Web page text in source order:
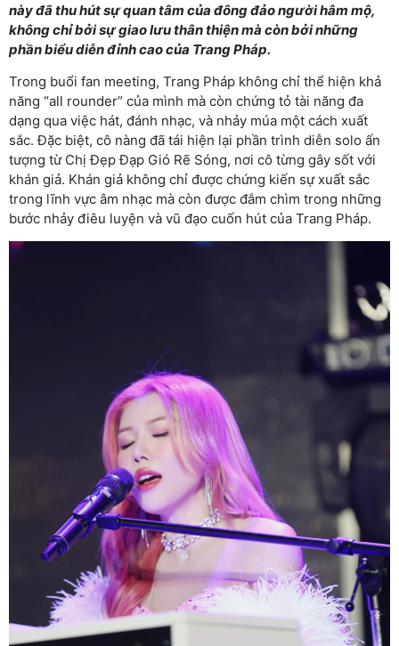
này đã thu hút sự quan tâm của đông đảo người hâm mộ,
không chỉ bởi sự giao lưu thân thiện mà còn bởi những
phần biểu diễn đỉnh cao của Trang Pháp.
Trong buổi fan meeting, Trang Pháp không chỉ thể hiện khả
năng “all rounder” của mình mà còn chứng tỏ tài năng đa
dạng qua việc hát, đánh nhạc, và nhảy múa một cách xuất
sắc. Đặc biệt, cô nàng đã tái hiện lại phần trình diễn solo ấn
tượng từ Chị Đẹp Đạp Gió Rẽ Sóng, nơi cô từng gây sốt với
khán giả. Khán giả không chỉ được chứng kiến sự xuất sắc
trong lĩnh vực âm nhạc mà còn được đắm chìm trong những
bước nhảy điêu luyện và vũ đạo cuốn hút của Trang Pháp.